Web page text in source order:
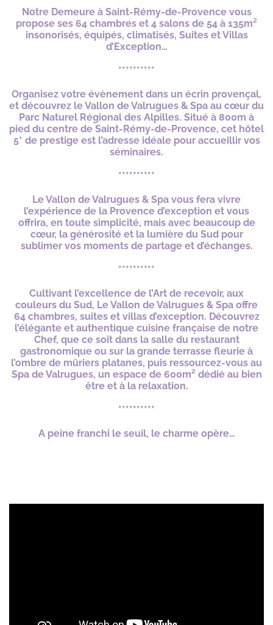
Notre Demeure à Saint-Rémy-de-Provence vous
propose ses 64 chambres et 4 salons de 54 à 135m²
insonorisés, équipés, climatisés, Suites et Villas
d’Exception…
**********
Organisez votre évènement dans un écrin provençal,
et découvrez le Vallon de Valrugues & Spa au cœur du
Parc Naturel Régional des Alpilles. Situé à 800m à
pied du centre de Saint-Rémy-de-Provence, cet hôtel
5* de prestige est l’adresse idéale pour accueillir vos
séminaires.
**********
Le Vallon de Valrugues & Spa vous fera vivre
l’expérience de la Provence d’exception et vous
offrira, en toute simplicité, mais avec beaucoup de
cœur, la générosité et la lumière du Sud pour
sublimer vos moments de partage et d’échanges.
**********
Cultivant l’excellence de l’Art de recevoir, aux
couleurs du Sud, Le Vallon de Valrugues & Spa offre
64 chambres, suites et villas d’exception. Découvrez
l’élégante et authentique cuisine française de notre
Chef, que ce soit dans la salle du restaurant
gastronomique ou sur la grande terrasse fleurie à
l’ombre de mûriers platanes, puis ressourcez-vous au
Spa de Valrugues, un espace de 600m² dédié au bien
être et à la relaxation.
**********
A peine franchi le seuil, le charme opère…